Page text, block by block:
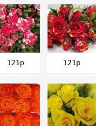
121р 121р